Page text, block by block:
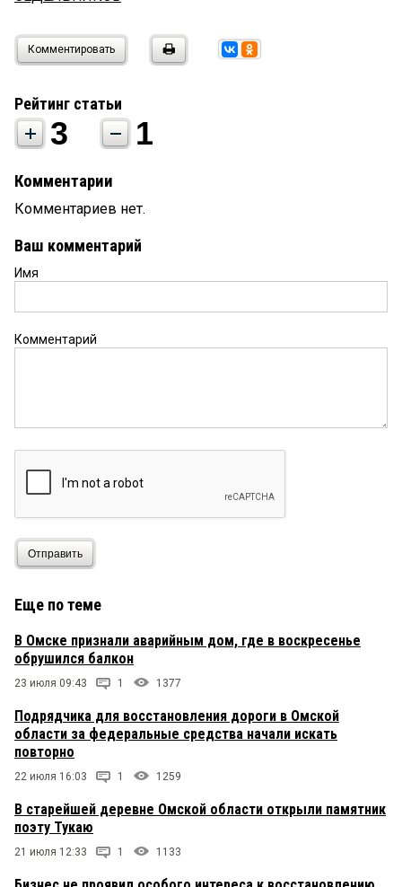
Комментировать
Рейтинг статьи
3 1
Комментарии
Комментариев нет.
Ваш комментарий
Имя
Комментарий
Отправить
Еще по теме
В Омске признали аварийным дом, где в воскресенье
обрушился балкон
23 июля 09:43 1 1377
Подрядчика для восстановления дороги в Омской
области за федеральные средства начали искать
повторно
22 июля 16:03 1 1259
В старейшей деревне Омской области открыли памятник
поэту Тукаю
21 июля 12:33 1 1133